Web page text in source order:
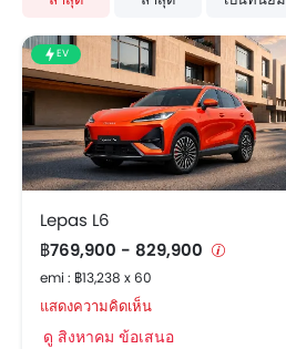
EV
Lepas L6
฿769,900 - 829,900
emi : ฿13,238 x 60
แสดงความคิดเห็น
ดู สิงหาคม ข้อเสนอ